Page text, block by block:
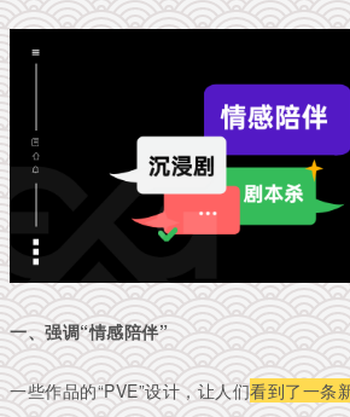
一、强调“情感陪伴”
一些作品的“PVE”设计，让人们看到了一条